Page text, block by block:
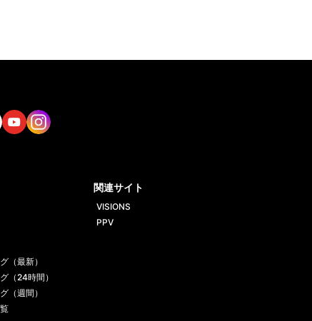
（最新）
（24時間）
（週間）
関連サイト
VISIONS
PPV